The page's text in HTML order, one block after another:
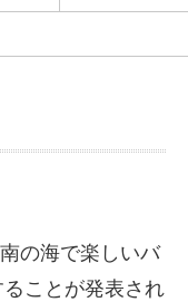
の海で楽しいバ
ことが発表され